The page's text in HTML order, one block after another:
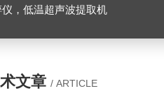
，低温超声波提取机
文章 / ARTICLE